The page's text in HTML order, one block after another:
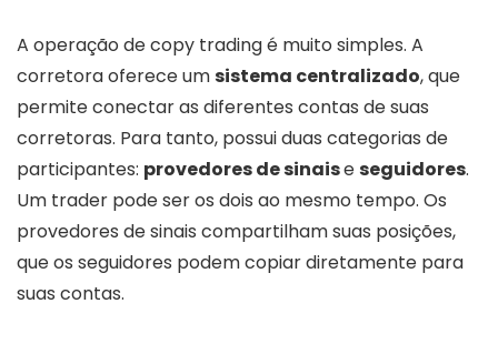
A operação de copy trading é muito simples. A
corretora oferece umsistema centralizado, que
permite conectar as diferentes contas de suas
corretoras. Para tanto, possui duas categorias de
participantes: provedores de sinaiseseguidores.
Um trader pode ser os dois ao mesmo tempo. Os
provedores de sinais compartilham suas posições,
que os seguidores podem copiar diretamente para
suas contas.